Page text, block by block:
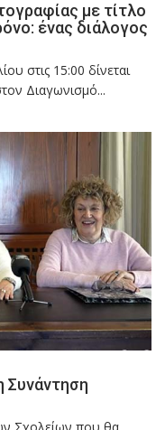
με τίτλο
ένας διάλογος
στις 15:00 δίνεται
Διαγωνισμό...
Συνάντηση